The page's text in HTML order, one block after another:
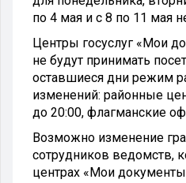
по 4 мая и с 8 по 11 мая
Центры госуслуг «Мои
не будут принимать
оставшиеся дни режим
изменений: районные
до 20:00, флагманские
Возможно изменение
сотрудников ведомств,
центрах «Мои